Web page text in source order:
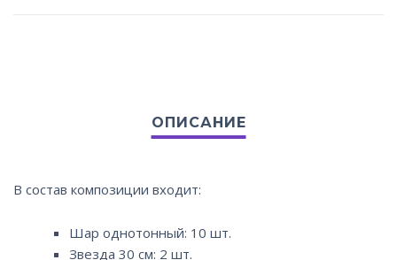
В состав композиции входит:
Шар однотонный: 10 шт.
Звезда 30 см: 2 шт.